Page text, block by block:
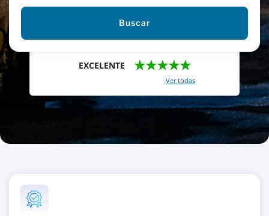
Buscar
EXCELENTE ★★★★★
Ver todas